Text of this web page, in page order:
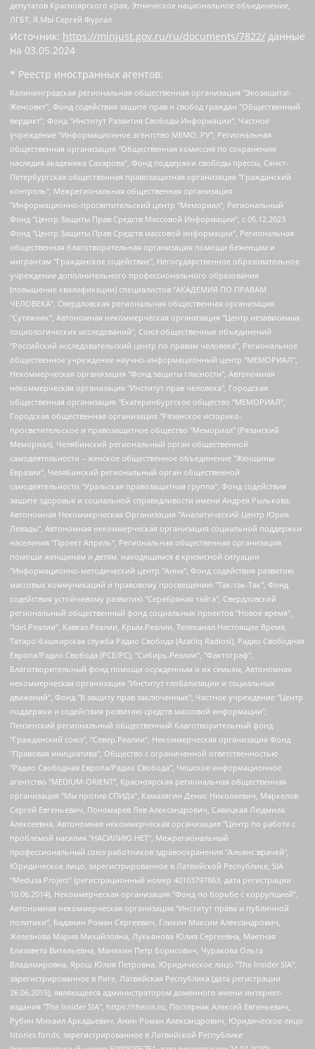
депутатов Красноярского края, Этническое национальное объединение,
ЛГБТ, Я.МЫ Сергей Фургал
Источник: https://minjust.gov.ru/ru/documents/7822/ данные
на 03.05.2024
* Реестр иностранных агентов:
Калининградская региональная общественная организация "Экозащита!-Женсовет", Фонд содействия защите прав и свобод граждан "Общественный вердикт", Фонд "Институт Развития Свободы Информации", Частное учреждение "Информационное агентство МЕМО. РУ", Региональная общественная организация "Общественная комиссия по сохранению наследия академика Сахарова", Фонд поддержки свободы прессы, Санкт-Петербургская общественная правозащитная организация "Гражданский контроль", Межрегиональная общественная организация "Информационно-просветительский центр "Мемориал", Региональный Фонд "Центр Защиты Прав Средств Массовой Информации", с 05.12.2023 Фонд "Центр Защиты Прав Средств массовой информации", Региональная общественная благотворительная организация помощи беженцам и мигрантам "Гражданское содействие", Негосударственное образовательное учреждение дополнительного профессионального образования (повышение квалификации) специалистов "АКАДЕМИЯ ПО ПРАВАМ ЧЕЛОВЕКА", Свердловская региональная общественная организация "Сутяжник", Автономная некоммерческая организация "Центр независимых социологических исследований", Союз общественных объединений "Российский исследовательский центр по правам человека", Региональное общественное учреждение научно-информационный центр "МЕМОРИАЛ", Некоммерческая организация "Фонд защиты гласности", Автономная некоммерческая организация "Институт прав человека", Городская общественная организация "Екатеринбургское общество "МЕМОРИАЛ", Городская общественная организация "Рязанское историко-просветительское и правозащитное общество "Мемориал" (Рязанский Мемориал), Челябинский региональный орган общественной самодеятельности – женское общественное объединение "Женщины Евразии", Челябинский региональный орган общественной самодеятельности "Уральская правозащитная группа", Фонд содействия защите здоровья и социальной справедливости имени Андрея Рылькова, Автономная Некоммерческая Организация "Аналитический Центр Юрия Левады", Автономная некоммерческая организация социальной поддержки населения "Проект Апрель", Региональная общественная организация помощи женщинам и детям, находящимся в кризисной ситуации "Информационно-методический центр "Анна", Фонд содействия развитию массовых коммуникаций и правовому просвещению "Так-так-Так", Фонд содействия устойчивому развитию "Серебряная тайга", Свердловский региональный общественный фонд социальных проектов "Новое время", "Idel.Реалии", Кавказ.Реалии, Крым.Реалии, Телеканал Настоящее Время, Татаро-башкирская служба Радио Свобода (Azatliq Radiosi), Радио Свободная Европа/Радио Свобода (PCE/PC), "Сибирь.Реалии", "Фактограф", Благотворительный фонд помощи осужденным и их семьям, Автономная некоммерческая организация "Институт глобализации и социальных движений", Фонд "В защиту прав заключенных", Частное учреждение "Центр поддержки и содействия развитию средств массовой информации", Пензенский региональный общественный благотворительный фонд "Гражданский союз", "Север.Реалии", Некоммерческая организация Фонд "Правовая инициатива", Общество с ограниченной ответственностью "Радио Свободная Европа/Радио Свобода", Чешское информационное агентство "MEDIUM-ORIENT", Красноярская региональная общественная организация "Мы против СПИДа", Камалягин Денис Николаевич, Маркелов Сергей Евгеньевич, Пономарев Лев Александрович, Савицкая Людмила Алексеевна, Автономная некоммерческая организация "Центр по работе с проблемой насилия "НАСИЛИЮ.НЕТ", Межрегиональный профессиональный союз работников здравоохранения "Альянс врачей", Юридическое лицо, зарегистрированное в Латвийской Республике, SIA "Medusa Project" (регистрационный номер 40103797863, дата регистрации 10.06.2014), Некоммерческая организация "Фонд по борьбе с коррупцией", Автономная некоммерческая организация "Институт права и публичной политики", Баданин Роман Сергеевич, Гликин Максим Александрович, Железнова Мария Михайловна, Лукьянова Юлия Сергеевна, Маетная Елизавета Витальевна, Маняхин Петр Борисович, Чуракова Ольга Владимировна, Ярош Юлия Петровна, Юридическое лицо "The Insider SIA", зарегистрированное в Риге, Латвийская Республика (дата регистрации 26.06.2015), являющееся администратором доменного имени интернет-издания "The Insider SIA", https://theins.ru, Постернак Алексей Евгеньевич, Рубин Михаил Аркадьевич, Анин Роман Александрович, Юридическое лицо Istories fonds, зарегистрированное в Латвийской Республике (регистрационный номер 50008295751, дата регистрации 24.02.2020), Великовский Дмитрий Александрович, Долинина Ирина Николаевна, Мароховская Алеся Алексеевна, Шлейнов Роман Юрьевич, Шмагун Олеся Валентиновна, Общество с ограниченной ответственностью "Альтаир 2021", Общество с ограниченной ответственностью "Вега 2021", Общество с ограниченной ответственностью "Главный редактор 2021", Общество с ограниченной ответственностью "Ромашки монолит", Важенков Артем Валерьевич, Ивановская областная общественная организация "Центр гендерных исследований", Гурман Юрий Альбертович, Медиапроект "ОВД-Инфо", Егоров Владимир Владимирович, Жилинский Владимир Александрович, Общество с ограниченной ответственностью "ЗП", Иванова София Юрьевна, Карезина Инна Павловна, Кильтау Екатерина Викторовна, Петров Алексей Викторович, Пискунов Сергей Евгеньевич, Смирнов Сергей Сергеевич, Тихонов Михаил Сергеевич, Общество с ограниченной ответственностью "ЖУРНАЛИСТ-ИНОСТРАННЫЙ АГЕНТ", Арапова Галина Юрьевна, Вольтская Татьяна Анатольевна, Американская компания "Mason G.E.S. Anonymous Foundation" (США), являющаяся владельцем интернет-издания https://mnews.world/, Компания "Stichting Bellingcat", зарегистрированная в Нидерландах (дата регистрации 11.07.2018), Захаров Андрей Вячеславович, Клепиковская Екатерина Дмитриевна, Общество с ограниченной ответственностью "МЕМО", Перл Роман Александрович, Симонов Евгений Алексеевич, Соловьева Елена Анатольевна, Сотников Даниил Владимирович, Сурначева Елизавета Дмитриевна, Автономная некоммерческая организация по защите прав человека и информированию населения "Якутия – Наше Мнение", Общество с ограниченной ответственностью "Москоу диджитал медиа", с 26.01.2023 Общество с ограниченной ответственностью "Чайка Белые сады", Ветошкина Валерия Валерьевна, Заговора Максим Александрович, Межрегиональное общественное движение "Российская ЛГБТ - сеть", Оленичев Максим Владимирович, Павлов Иван Юрьевич, Скворцова Елена Сергеевна, Общество с ограниченной ответственностью "Как бы инагент", Кочетков Игорь Викторович, Общество с ограниченной ответственностью "Честные выборы", Еланчик Олег Александрович, Общество с ограниченной ответственностью "Нобелевский призыв", Гималова Регина Эмилевна, Григорьев Андрей Валерьевич, Григорьева Алина Александровна, Ассоциация по содействию защите прав призывников, альтернативнослужащих и военнослужащих "Правозащитная группа "Гражданин.Армия.Право", Хисамова Регина Фаритовна, Автономная некоммерческая организация по реализации социально-правовых программ "Лилит", Дальневосточное общественное движение "Маяк", Санкт-Петербургская ЛГБТ-инициативная группа "Выход", Инициативная группа ЛГБТ+ "Реверс", Алексеев Андрей Викторович, Бекбулатова Таисия Львовна, Беляев Иван Михайлович, Владыкина Елена Сергеевна, Гельман Марат Александрович, Никульшина Вероника Юрьевна, Толоконникова Надежда Андреевна, Шендерович Виктор Анатольевич, Общество с ограниченной ответственностью "Данное сообщение", Общество с ограниченной ответственностью Издательский дом "Новая глава", Айнбиндер Александра Александровна, Московский комьюнити-центр для ЛГБТ+инициатив, Благотворительный фонд развития филантропии, Deutsche Welle (Германия, Kurt-Schumacher-Strasse 3, 53113 Bonn), Борзунова Мария Михайловна, Воробьев Виктор Викторович, Голубева Анна Львовна, Константинова Алла Михайловна, Малкова Ирина Владимировна, Мурадов Мурад Абдулгалимович, Осетинская Елизавета Николаевна, Понасенков Евгений Николаевич, Ганапольский Матвей Юрьевич, Киселев Евгений Алексеевич, Борухович Ирина Григорьевна, Дремин Иван Тимофеевич, Дубровский Дмитрий Викторович, Красноярская региональная общественная организация поддержки и развития альтернативных образовательных технологий и межкультурных коммуникаций "ИНТЕРРА", Маяковская Екатерина Алексеевна, Фейгин Марк Захарович, Филимонов Андрей Викторович, Дзугкоева Регина Николаевна, Доброхотов Роман Александрович, Дудь Юрий Александрович, Елкин Сергей Владимирович, Кругликов Кирилл Игоревич, Сабунаева Мария Леонидовна, Семенов Алексей Владимирович, Шаинян Карен Багратович, Шульман Екатерина Михайловна, Асафьев Артур Валерьевич, Вахштайн Виктор Семенович, Венедиктов Алексей Алексеевич, Лушникова Екатерина Евгеньевна, Волков Леонид Михайлович, Невзоров Александр Глебович, Пархоменко Сергей Борисович, Сироткин Ярослав Николаевич, Кара-Мурза Владимир Владимирович, Баранова Наталья Владимировна, Гозман Леонид Яковлевич, Кагарлицкий Борис Юльевич, Климарев Михаил Валерьевич, Милов Владимир Станиславович, Автономная некоммерческая организация Краснодарский центр современного искусства "Типография", Моргенштерн Алишер Тагирович, Соболь Любовь Эдуардовна, Общество с ограниченной ответственностью "ЛИЗА НОРМ", Каспаров Гарри Кимович, Ходорковский Михаил Борисович, Общество с ограниченной ответственностью "Апрельские тезисы", Данилович Ирина Брониславовна, Кашин Олег Владимирович, Петров Николай Владимирович, Пивоваров Алексей Владимирович, Соколов Михаил Владимирович, Цветкова Юлия Владимировна, Чичваркин Евгений Александрович, Комитет против пыток/Команда против пыток, Общество с ограниченной ответственностью "Первый научный", Общество с ограниченной ответственностью "Вертолет и ко", Белоцерковская Вероника Борисовна, Кац Максим Евгеньевич, Лазарева Татьяна Юрьевна, Шаведдинов Руслан Табризович, Яшин Илья Валерьевич, Общество с ограниченной ответственностью "Иноагент ААВ", Алешковский Дмитрий Петрович, Альбац Евгения Марковна, Быков Дмитрий Львович, Галямина Юлия Евгеньевна, Лойко Сергей Леонидович, Мартынов Кирилл Константинович, Медведев Сергей Александрович, Крашенинников Федор Геннадиевич, Гордеева Катерина Вл